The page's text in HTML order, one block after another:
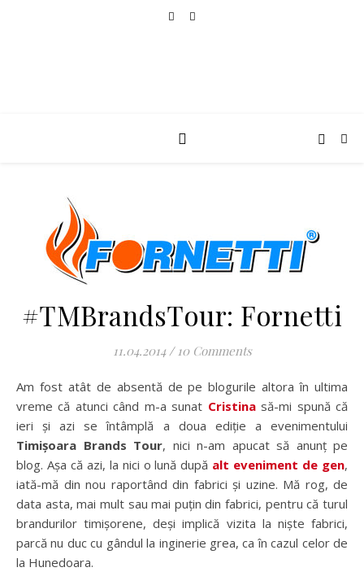
#TMBrandsTour: Fornetti
11.04.2014 / 10 Comments
Am fost atât de absentă de pe blogurile altora în ultima
vreme că atunci când m-a sunat Cristinasă-mi spună că
ieri și azi se întâmplă a doua ediție a evenimentului
Timișoara Brands Tour, nici n-am apucat să anunț pe
blog. Așa că azi, la nici o lună după alt eveniment de gen,
iată-mă din nou raportând din fabrici și uzine. Mă rog, de
data asta, mai mult sau mai puțin din fabrici, pentru că turul
brandurilor timișorene, deși implică vizita la niște fabrici,
parcă nu duc cu gândul la inginerie grea, ca în cazul celor de
la Hunedoara.